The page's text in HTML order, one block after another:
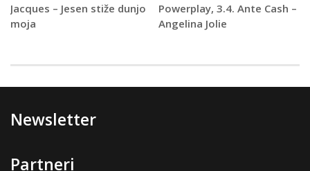
Jacques – Jesen stiže dunjo
moja
Powerplay, 3.4. Ante Cash –
Angelina Jolie
Newsletter
Partneri